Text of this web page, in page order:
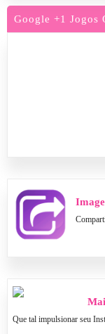
Google +1 Jogos
Que tal impulsionar seu